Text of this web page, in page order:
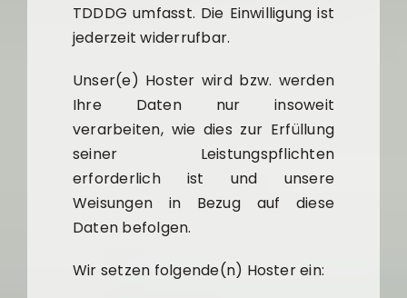
TDDDG umfasst. Die Einwilligung ist
jederzeit widerrufbar.
Unser(e) Hoster wird bzw. werden
Ihre Daten nur insoweit
verarbeiten, wie dies zur Erfüllung
seiner Leistungspflichten
erforderlich ist und unsere
Weisungen in Bezug auf diese
Daten befolgen.
Wir setzen folgende(n) Hoster ein: